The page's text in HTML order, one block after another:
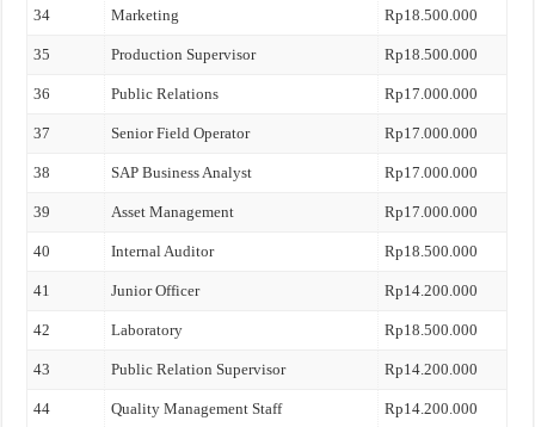
34 Marketing Rp18.500.000
35 Production Supervisor Rp18.500.000
36 Public Relations Rp17.000.000
37 Senior Field Operator Rp17.000.000
38 SAP Business Analyst Rp17.000.000
39 Asset Management Rp17.000.000
40 Internal Auditor Rp18.500.000
41 Junior Officer Rp14.200.000
42 Laboratory Rp18.500.000
43 Public Relation Supervisor Rp14.200.000
44 Quality Management Staff Rp14.200.000